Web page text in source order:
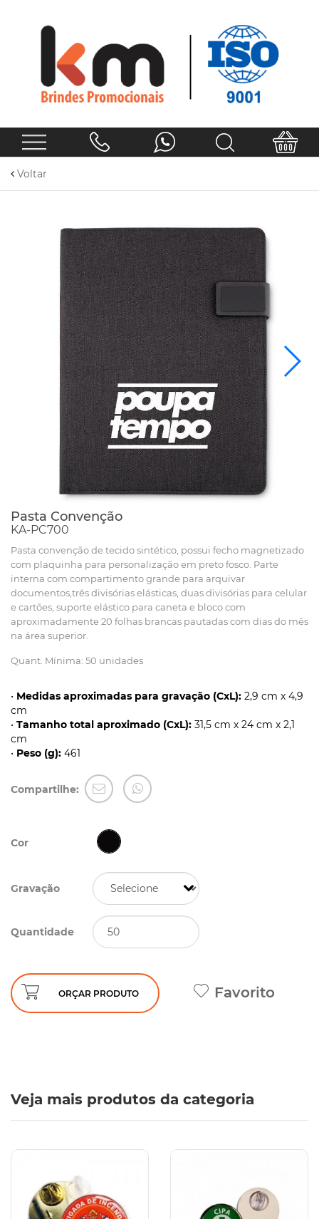
Voltar
Pasta Convenção
KA-PC700
Pasta convenção de tecido sintético, possui fecho magnetizado
com plaquinha para personalização em preto fosco. Parte
interna com compartimento grande para arquivar
documentos,três divisórias elásticas, duas divisórias para celular
e cartões, suporte elástico para caneta e bloco com
aproximadamente 20 folhas brancas pautadas com dias do mês
na área superior.
Quant. Mínima: 50 unidades
• Medidas aproximadas para gravação (CxL): 2,9 cm x 4,9
cm
• Tamanho total aproximado (CxL): 31,5 cm x 24 cm x 2,1
cm
• Peso (g): 461
Compartilhe:
Cor
Gravação
Quantidade
ORÇAR PRODUTO Favorito
Veja mais produtos da categoria